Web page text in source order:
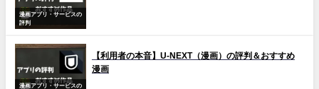
漫画アプリ・サービスの
評判
漫画アプリ・サービスの
【利用者の本音】U-NEXT（漫画）の評判＆おすすめ
漫画